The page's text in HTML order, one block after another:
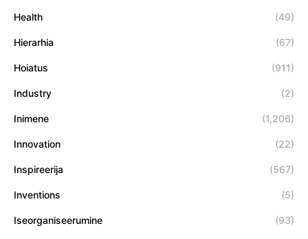
Health (49)
Hierarhia (67)
Hoiatus (911)
Industry (2)
Inimene (1,206)
Innovation (22)
Inspireerija (567)
Inventions (5)
Iseorganiseerumine (93)